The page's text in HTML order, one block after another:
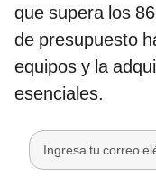
que supera los
de presupuesto
equipos y la
esenciales.